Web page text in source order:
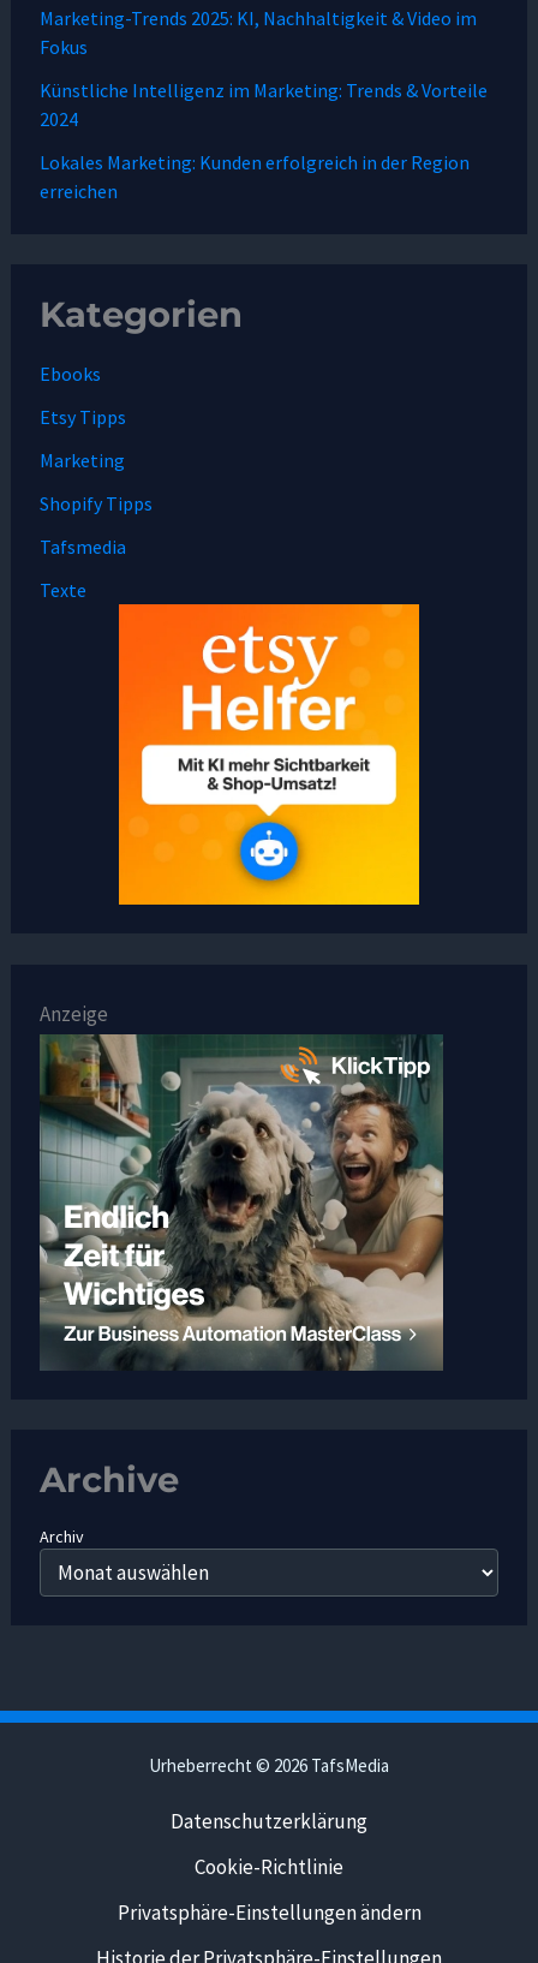
Marketing-Trends 2025: KI, Nachhaltigkeit & Video im
Fokus
Künstliche Intelligenz im Marketing: Trends & Vorteile
2024
Lokales Marketing: Kunden erfolgreich in der Region
erreichen
Kategorien
Ebooks
Etsy Tipps
Marketing
Shopify Tipps
Tafsmedia
Texte
Anzeige
Archive
Archiv
Urheberrecht © 2026 TafsMedia
Datenschutzerklärung
Cookie-Richtlinie
Privatsphäre-Einstellungen ändern